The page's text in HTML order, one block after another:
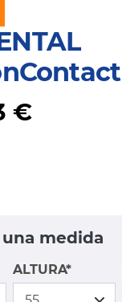
€
medida
ALTURA*